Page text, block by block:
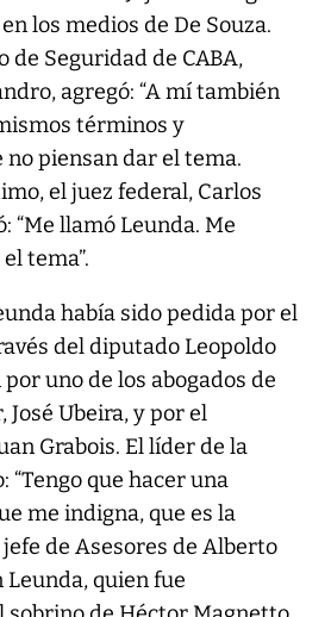
los medios de De Souza.
de Seguridad de CABA,
agregó: “A mí también
términos y
no piensan dar el tema.
el juez federal, Carlos
“Me llamó Leunda. Me
tema”.
había sido pedida por el
del diputado Leopoldo
uno de los abogados de
Ubeira, y por el
Grabois. El líder de la
“Tengo que hacer una
me indigna, que es la
de Asesores de Alberto
Leunda, quien fue